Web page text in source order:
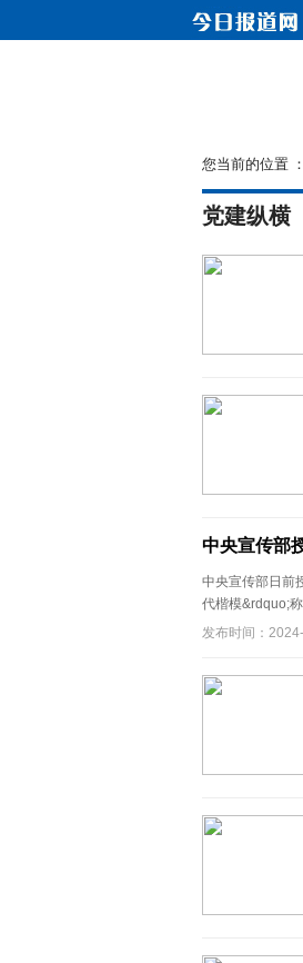
您当前的位置 ：
党建纵横
中央宣传部
中央宣传部日前
代楷模&rdquo;
发布时间：